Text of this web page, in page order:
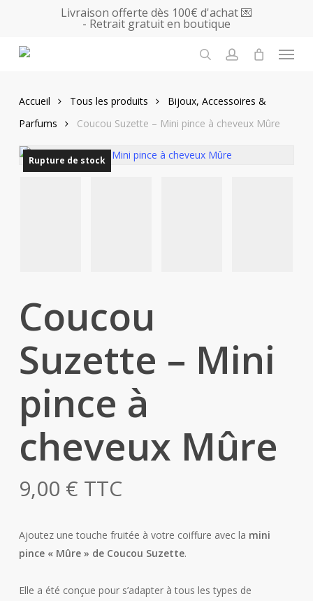
main
Livraison offerte dès 100€ d'achat 💌
- Retrait gratuit en boutique
Menu
Accueil Tous les produits
Bijoux, Accessoires &
Parfums
Coucou Suzette – Mini pince à cheveux Mûre
Rupture de stock
Coucou
Suzette – Mini
pince à
cheveux Mûre
9,00 € TTC
Ajoutez une touche fruitée à votre coiffure avec la mini
pince « Mûre » de Coucou Suzette.
Elle a été conçue pour s’adapter à tous les types de